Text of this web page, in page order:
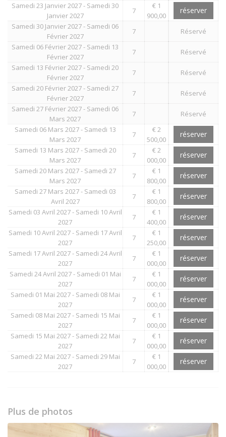
Samedi 23 Janvier 2027 - Samedi 30
Janvier 2027
7
€ 1
900,00
réserver
Samedi 30 Janvier 2027 - Samedi 06
Février 2027
7
Réservé
Samedi 06 Février 2027 - Samedi 13
Février 2027
7
Réservé
Samedi 13 Février 2027 - Samedi 20
Février 2027
7
Réservé
Samedi 20 Février 2027 - Samedi 27
Février 2027
7
Réservé
Samedi 27 Février 2027 - Samedi 06
Mars 2027
7
Réservé
Samedi 06 Mars 2027 - Samedi 13
Mars 2027
7
€ 2
500,00
réserver
Samedi 13 Mars 2027 - Samedi 20
Mars 2027
7
€ 2
000,00
réserver
Samedi 20 Mars 2027 - Samedi 27
Mars 2027
7
€ 1
800,00
réserver
Samedi 27 Mars 2027 - Samedi 03
Avril 2027
7
€ 1
800,00
réserver
Samedi 03 Avril 2027 - Samedi 10 Avril
2027
7
€ 1
400,00
réserver
Samedi 10 Avril 2027 - Samedi 17 Avril
2027
7
€ 1
250,00
réserver
Samedi 17 Avril 2027 - Samedi 24 Avril
2027
7
€ 1
000,00
réserver
Samedi 24 Avril 2027 - Samedi 01 Mai
2027
7
€ 1
000,00
réserver
Samedi 01 Mai 2027 - Samedi 08 Mai
2027
7
€ 1
000,00
réserver
Samedi 08 Mai 2027 - Samedi 15 Mai
2027
7
€ 1
000,00
réserver
Samedi 15 Mai 2027 - Samedi 22 Mai
2027
7
€ 1
000,00
réserver
Samedi 22 Mai 2027 - Samedi 29 Mai
2027
7
€ 1
000,00
réserver
Plus de photos